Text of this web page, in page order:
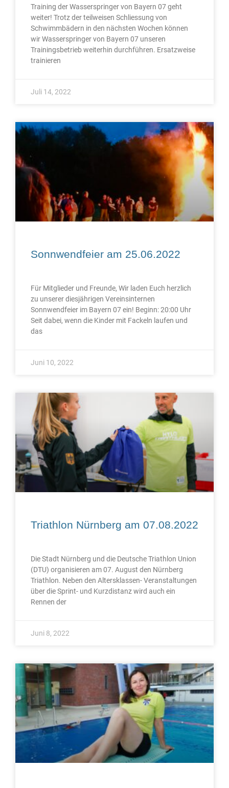
Training der Wasserspringer von Bayern 07 geht
weiter! Trotz der teilweisen Schliessung von
Schwimmbädern in den nächsten Wochen können
wir Wasserspringer von Bayern 07 unseren
Trainingsbetrieb weiterhin durchführen. Ersatzweise
trainieren
Juli 14, 2022
Sonnwendfeier am 25.06.2022
Für Mitglieder und Freunde, Wir laden Euch herzlich
zu unserer diesjährigen Vereinsinternen
Sonnwendfeier im Bayern 07 ein! Beginn: 20:00 Uhr
Seit dabei, wenn die Kinder mit Fackeln laufen und
das
Juni 10, 2022
Triathlon Nürnberg am 07.08.2022
Die Stadt Nürnberg und die Deutsche Triathlon Union
(DTU) organisieren am 07. August den Nürnberg
Triathlon. Neben den Altersklassen- Veranstaltungen
über die Sprint- und Kurzdistanz wird auch ein
Rennen der
Juni 8, 2022